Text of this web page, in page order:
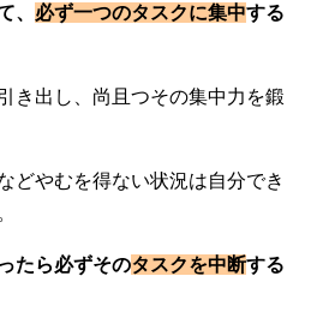
、 必ず一つのタスクに集中する
き出し、尚且つその集中力を鍛
どやむを得ない状況は自分でき
たら必ずそのタスクを中断する